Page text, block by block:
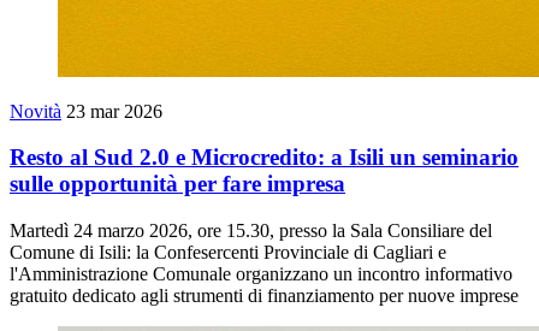
Novità 23 mar 2026
Resto al Sud 2.0 e Microcredito: a Isili un seminario
sulle opportunità per fare impresa
Martedì 24 marzo 2026, ore 15.30, presso la Sala Consiliare del
Comune di Isili: la Confesercenti Provinciale di Cagliari e
l'Amministrazione Comunale organizzano un incontro informativo
gratuito dedicato agli strumenti di finanziamento per nuove imprese